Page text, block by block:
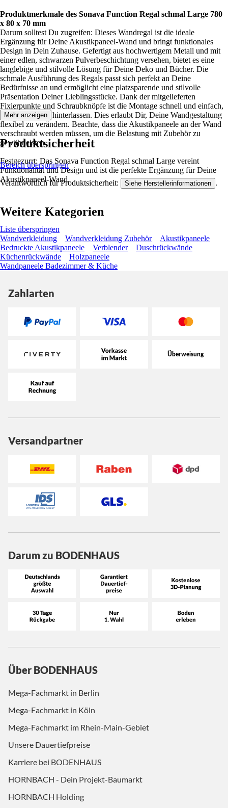
Produktmerkmale des Sonava Function Regal schmal Large 780
x 80 x 70 mm
Darum solltest Du zugreifen: Dieses Wandregal ist die ideale
Ergänzung für Deine Akustikpaneel-Wand und bringt funktionales
Design in Dein Zuhause. Gefertigt aus hochwertigem Metall und mit
einer edlen, schwarzen Pulverbeschichtung versehen, bietet es eine
langlebige und stilvolle Lösung für Deine Deko und Bücher. Die
schmale Ausführung des Regals passt sich perfekt an Deine
Bedürfnisse an und ermöglicht eine platzsparende und stilvolle
Präsentation Deiner Lieblingsstücke. Dank der mitgelieferten
Fixierpunkte und Schraubknöpfe ist die Montage schnell und einfach,
ohne Spuren zu hinterlassen. Dies erlaubt Dir, Deine Wandgestaltung
flexibel zu verändern. Beachte, dass die Akustikpaneele an der Wand
verschraubt werden müssen, um die Belastung mit Zubehör zu
gewährleisten.
Festgezurrt: Das Sonava Function Regal schmal Large vereint
Funktionalität und Design und ist die perfekte Ergänzung für Deine
Akustikpaneel-Wand.
Mehr anzeigen
Produktsicherheit
Bereich überspringen
Verantwortlich für Produktsicherheit: Siehe Herstellerinformationen .
Weitere Kategorien
Liste überspringen
Wandverkleidung
Wandverkleidung Zubehör
Akustikpaneele
Bedruckte Akustikpaneele
Verblender
Duschrückwände
Küchenrückwände
Holzpaneele
Wandpaneele Badezimmer & Küche
Zahlarten
Versandpartner
Darum zu BODENHAUS
Über BODENHAUS
Mega-Fachmarkt in Berlin
Mega-Fachmarkt in Köln
Mega-Fachmarkt im Rhein-Main-Gebiet
Unsere Dauertiefpreise
Karriere bei BODENHAUS
HORNBACH - Dein Projekt-Baumarkt
HORNBACH Holding